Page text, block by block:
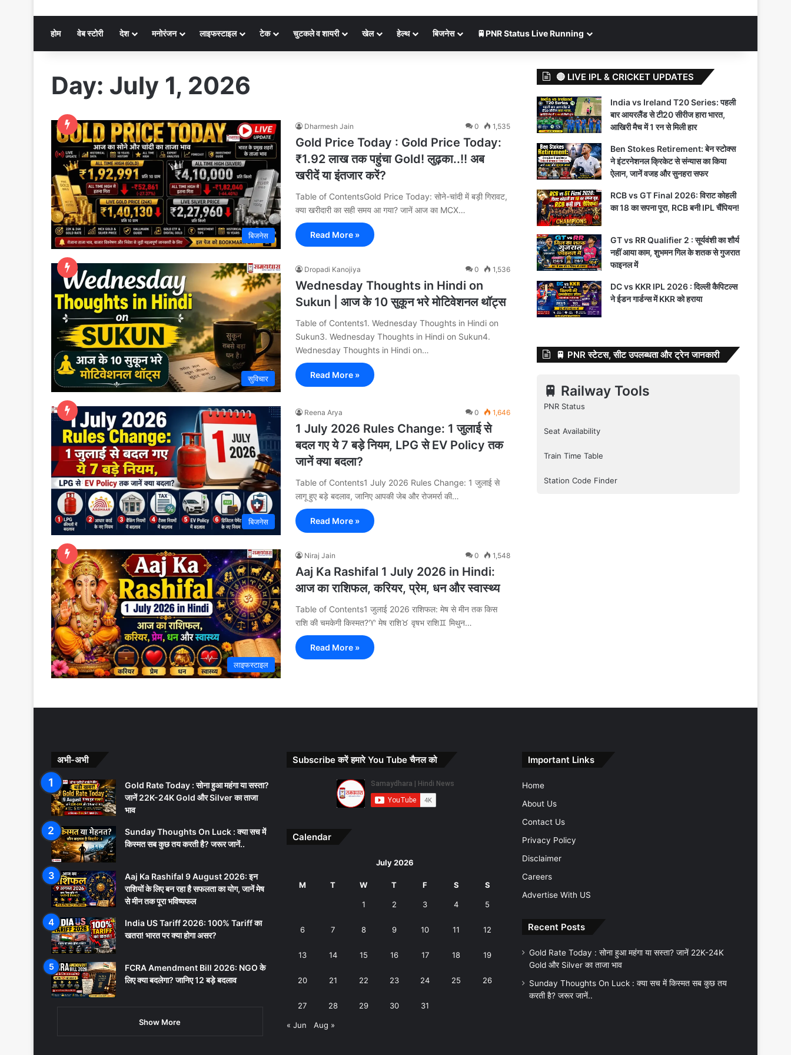
होम वेब स्टोरी देश मनोरंजन लाइफस्टाइल टेक चुटकले व शायरी खेल हेल्थ बिजनेस 🚆PNR Status Live Running
Day: July 1, 2026
बिजनेस
Dharmesh Jain 0 1,535
Gold Price Today : Gold Price Today:
₹1.92 लाख तक पहुंचा Gold! लुढ़का..!! अब
खरीदें या इंतजार करें?
Table of ContentsGold Price Today: सोने-चांदी में बड़ी गिरावट,
क्या खरीदारी का सही समय आ गया? जानें आज का MCX…
Read More »
सुविचार
Dropadi Kanojiya 0 1,536
Wednesday Thoughts in Hindi on
Sukun | आज के 10 सुकून भरे मोटिवेशनल थॉट्स
Table of Contents1. Wednesday Thoughts in Hindi on
Sukun3. Wednesday Thoughts in Hindi on Sukun4.
Wednesday Thoughts in Hindi on…
Read More »
बिजनेस
Reena Arya 0 1,646
1 July 2026 Rules Change: 1 जुलाई से
बदल गए ये 7 बड़े नियम, LPG से EV Policy तक
जानें क्या बदला?
Table of Contents1 July 2026 Rules Change: 1 जुलाई से
लागू हुए बड़े बदलाव, जानिए आपकी जेब और रोजमर्रा की…
Read More »
लाइफस्टाइल
Niraj Jain 0 1,548
Aaj Ka Rashifal 1 July 2026 in Hindi:
आज का राशिफल, करियर, प्रेम, धन और स्वास्थ्य
Table of Contents1 जुलाई 2026 राशिफल: मेष से मीन तक किस
राशि की चमकेगी किस्मत?♈ मेष राशि♉ वृषभ राशि♊ मिथुन…
Read More »
🔴 LIVE IPL & CRICKET UPDATES
India vs Ireland T20 Series: पहली
बार आयरलैंड से टी20 सीरीज हारा भारत,
आखिरी मैच में 1 रन से मिली हार
Ben Stokes Retirement: बेन स्टोक्स
ने इंटरनेशनल क्रिकेट से संन्यास का किया
ऐलान, जानें वजह और सुनहरा सफर
RCB vs GT Final 2026: विराट कोहली
का 18 का सपना पूरा, RCB बनी IPL चैंपियन!
GT vs RR Qualifier 2 : सूर्यवंशी का शौर्य
नहीं आया काम, शुभमन गिल के शतक से गुजरात
फाइनल में
DC vs KKR IPL 2026 : दिल्ली कैपिटल्स
ने ईडन गार्डन्स में KKR को हराया
🚆 PNR स्टेटस, सीट उपलब्धता और ट्रेन जानकारी
🚆 Railway Tools
PNR Status
Seat Availability
Train Time Table
Station Code Finder
अभी-अभी
Gold Rate Today : सोना हुआ महंगा या सस्ता?
जानें 22K-24K Gold और Silver का ताजा
भाव
Sunday Thoughts On Luck : क्या सच में
किस्मत सब कुछ तय करती है? जरूर जानें..
Aaj Ka Rashifal 9 August 2026: इन
राशियों के लिए बन रहा है सफलता का योग, जानें मेष
से मीन तक पूरा भविष्यफल
India US Tariff 2026: 100% Tariff का
खतरा! भारत पर क्या होगा असर?
FCRA Amendment Bill 2026: NGO के
लिए क्या बदलेगा? जानिए 12 बड़े बदलाव
Show More
Subscribe करें हमारे You Tube चैनल को
Calendar
July 2026
M T W T F S S
1 2 3 4 5
6 7 8 9 10 11 12
13 14 15 16 17 18 19
20 21 22 23 24 25 26
27 28 29 30 31
« Jun Aug »
Important Links
Home
About Us
Contact Us
Privacy Policy
Disclaimer
Careers
Advertise With US
Recent Posts
Gold Rate Today : सोना हुआ महंगा या सस्ता? जानें 22K-24K
Gold और Silver का ताजा भाव
Sunday Thoughts On Luck : क्या सच में किस्मत सब कुछ तय
करती है? जरूर जानें..